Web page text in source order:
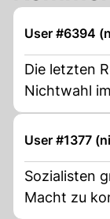
User #6394
Die letzten
Nichtwahl
User #1377
Sozialisten
Macht zu